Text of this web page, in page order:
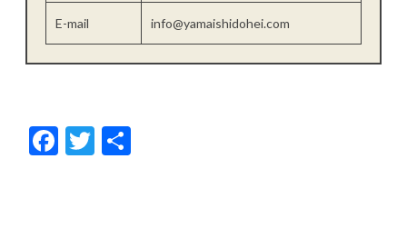
E-mail info@yamaishidohei.com
F
ac
T
w